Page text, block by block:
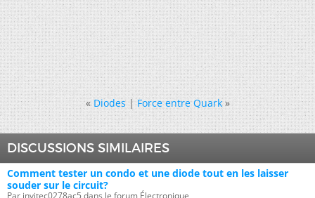
« Diodes|Force entre Quark »
DISCUSSIONS SIMILAIRES
Comment tester un condo et une diode tout en les laisser
souder sur le circuit?
Par invitec0278ac5 dans le forum Électronique